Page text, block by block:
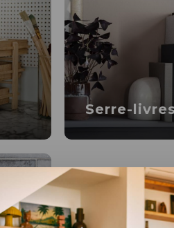
Serre-livres